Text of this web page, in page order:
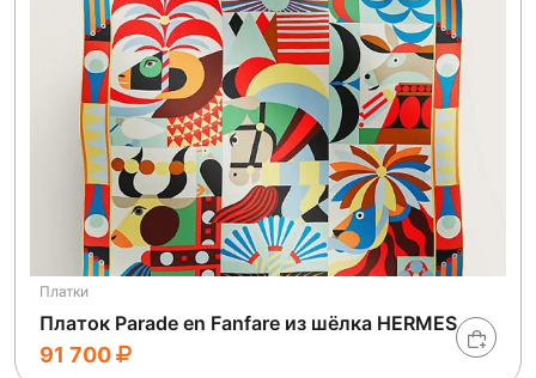
Платки
Платок Parade en Fanfare из шёлка HERMES
91 700